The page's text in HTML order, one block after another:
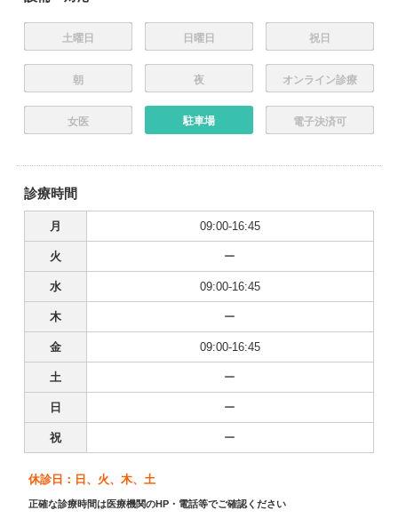
土曜日 日曜日 祝日
朝 夜 オンライン診療
女医 駐車場 電子決済可
診療時間
月 09:00-16:45
火 ー
水 09:00-16:45
木 ー
金 09:00-16:45
土 ー
日 ー
祝 ー
休診日：日、火、木、土
正確な診療時間は医療機関のHP・電話等でご確認ください